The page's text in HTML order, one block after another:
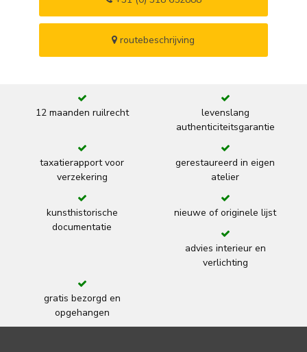
routebeschrijving
12 maanden ruilrecht
levenslang
authenticiteitsgarantie
taxatierapport voor
verzekering
gerestaureerd in eigen
atelier
kunsthistorische
documentatie
nieuwe of originele lijst
advies interieur en
verlichting
gratis bezorgd en
opgehangen